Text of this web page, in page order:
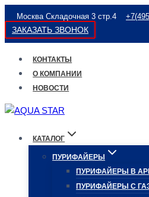
Перейти
к
содержимому
Москва Складочная 3 стр.4
ЗАКАЗАТЬ ЗВОНОК
КОНТАКТЫ
О КОМПАНИИ
НОВОСТИ
КАТАЛОГ
ПУРИФАЙЕРЫ
ПУРИФАЙЕРЫ В
ПУРИФАЙЕРЫ С